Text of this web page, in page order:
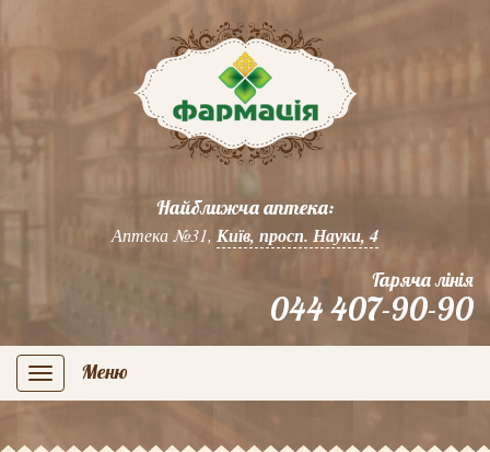
Найближча аптека:
Аптека №31, Київ, просп. Науки, 4
Гаряча лінія
044 407-90-90
navigation
Меню